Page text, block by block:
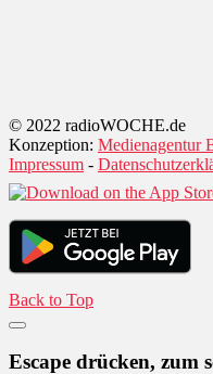
© 2022 radioWOCHE.de
Konzeption: Medienagentur
Impressum -
Back to Top
Escape drücken, zum